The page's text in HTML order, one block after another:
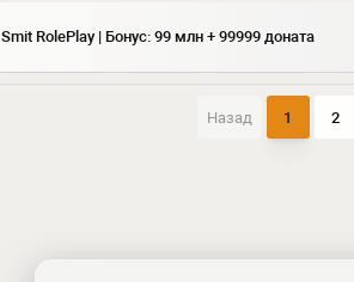
Smit RolePlay | Бонус: 99 млн + 99999 доната
Назад 1 2